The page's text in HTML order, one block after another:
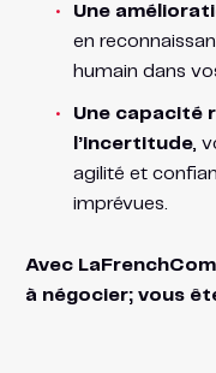
Une
en
humain dans
Une capacité
l’incertitude,
agilité et
imprévues.
Avec
à négocier; vous